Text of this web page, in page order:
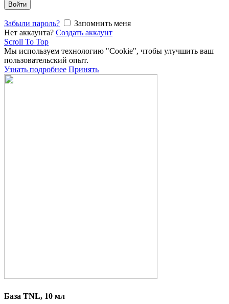
Войти
Забыли пароль?
Запомнить меня
Нет аккаунта? Создать аккаунт
Scroll To Top
Мы используем технологию "Cookie", чтобы улучшить ваш
пользовательский опыт.
Узнать подробнее Принять
База TNL, 10 мл